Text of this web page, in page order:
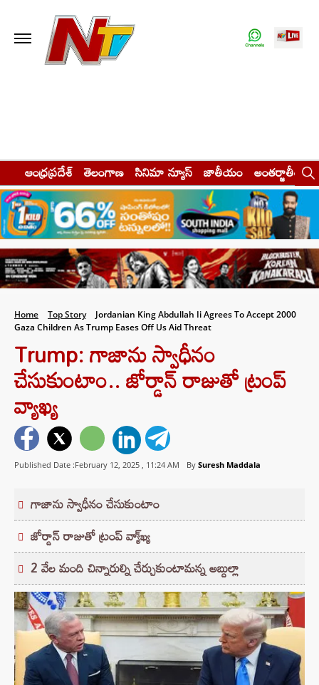
ఆంధ్రప్రదేశ్ తెలంగాణ సినిమా న్యూస్ జాతీయం అంతర్జాతీయం
Home Top Story
Jordanian King Abdullah Ii Agrees To Accept 2000
Gaza Children As Trump Eases Off Us Aid Threat
Trump: గాజాను స్వాధీనం
చేసుకుంటాం.. జోర్డాన్ రాజుతో ట్రంప్
వ్యాఖ్య
Published Date :February 12, 2025 , 11:24 AM By Suresh Maddala
గాజాను స్వాధీనం చేసుకుంటాం
జోర్డాన్ రాజుతో ట్రంప్ వ్యా్ఖ్య
2 వేల మంది చిన్నారుల్ని చేర్చుకుంటామన్న అబ్దుల్లా